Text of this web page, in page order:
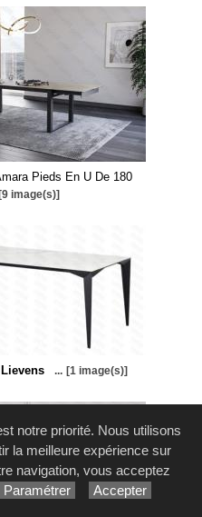
Pieds En U De 180
[9 image(s)]
Lievens ... [1 image(s)]
notre priorité. Nous utilisons
la meilleure expérience sur
navigation, vous acceptez
Paramétrer Accepter